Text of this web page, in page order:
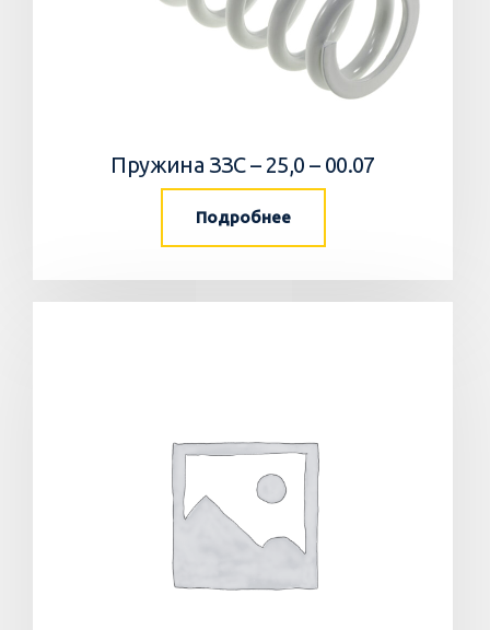
Пружина ЗЗС – 25,0 – 00.07
Подробнее